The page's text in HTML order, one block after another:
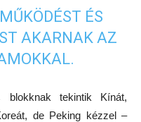
ÉS
AKARNAK AZ
blokknak tekintik Kínát,
de Peking kézzel –